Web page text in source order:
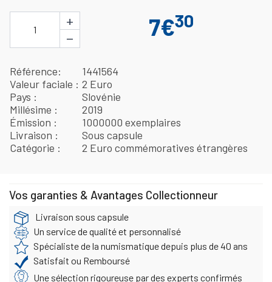
1
+
−
7€30
Référence
1441564
Valeur faciale
2 Euro
Pays
Slovénie
Millésime
2019
Émission
1000000 exemplaires
Livraison
Sous capsule
Catégorie
2 Euro commémoratives étrangères
Vos garanties & Avantages Collectionneur
Livraison sous capsule
Un service de qualité et personnalisé
Spécialiste de la numismatique depuis plus de 40 ans
Satisfait ou Remboursé
Une sélection rigoureuse par des experts confirmés